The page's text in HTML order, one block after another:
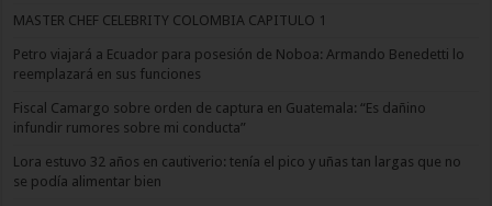
MASTER CHEF CELEBRITY COLOMBIA CAPITULO 1
Petro viajará a Ecuador para posesión de Noboa: Armando Benedetti lo
reemplazará en sus funciones
Fiscal Camargo sobre orden de captura en Guatemala: “Es dañino
infundir rumores sobre mi conducta”
Lora estuvo 32 años en cautiverio: tenía el pico y uñas tan largas que no
se podía alimentar bien